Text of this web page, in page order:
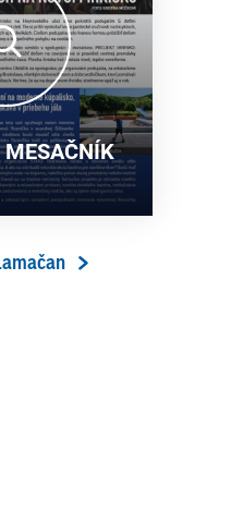
Simultánky pod
priniesol
aj príjemnú
atmosféru